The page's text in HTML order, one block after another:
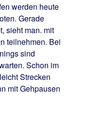
werden heute
Gerade
sieht man. mit
teilnehmen. Bei
sind
Schon im
Strecken
mit Gehpausen